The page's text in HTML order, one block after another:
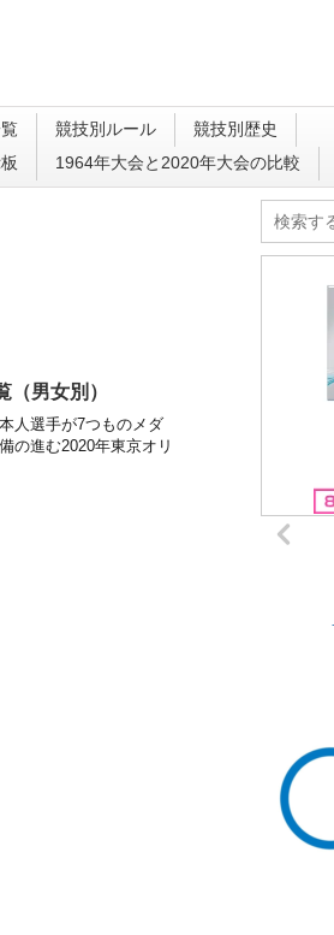
競技別ルール
競技別歴史
1964年大会と2020年大会の比較
男女別）
人選手が7つものメダ
の進む2020年東京オリ